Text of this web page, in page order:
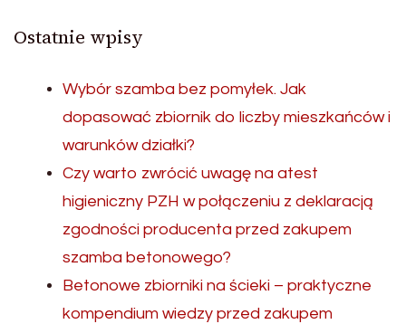
Ostatnie wpisy
Wybór szamba bez pomyłek. Jak
dopasować zbiornik do liczby mieszkańców i
warunków działki?
Czy warto zwrócić uwagę na atest
higieniczny PZH w połączeniu z deklaracją
zgodności producenta przed zakupem
szamba betonowego?
Betonowe zbiorniki na ścieki – praktyczne
kompendium wiedzy przed zakupem